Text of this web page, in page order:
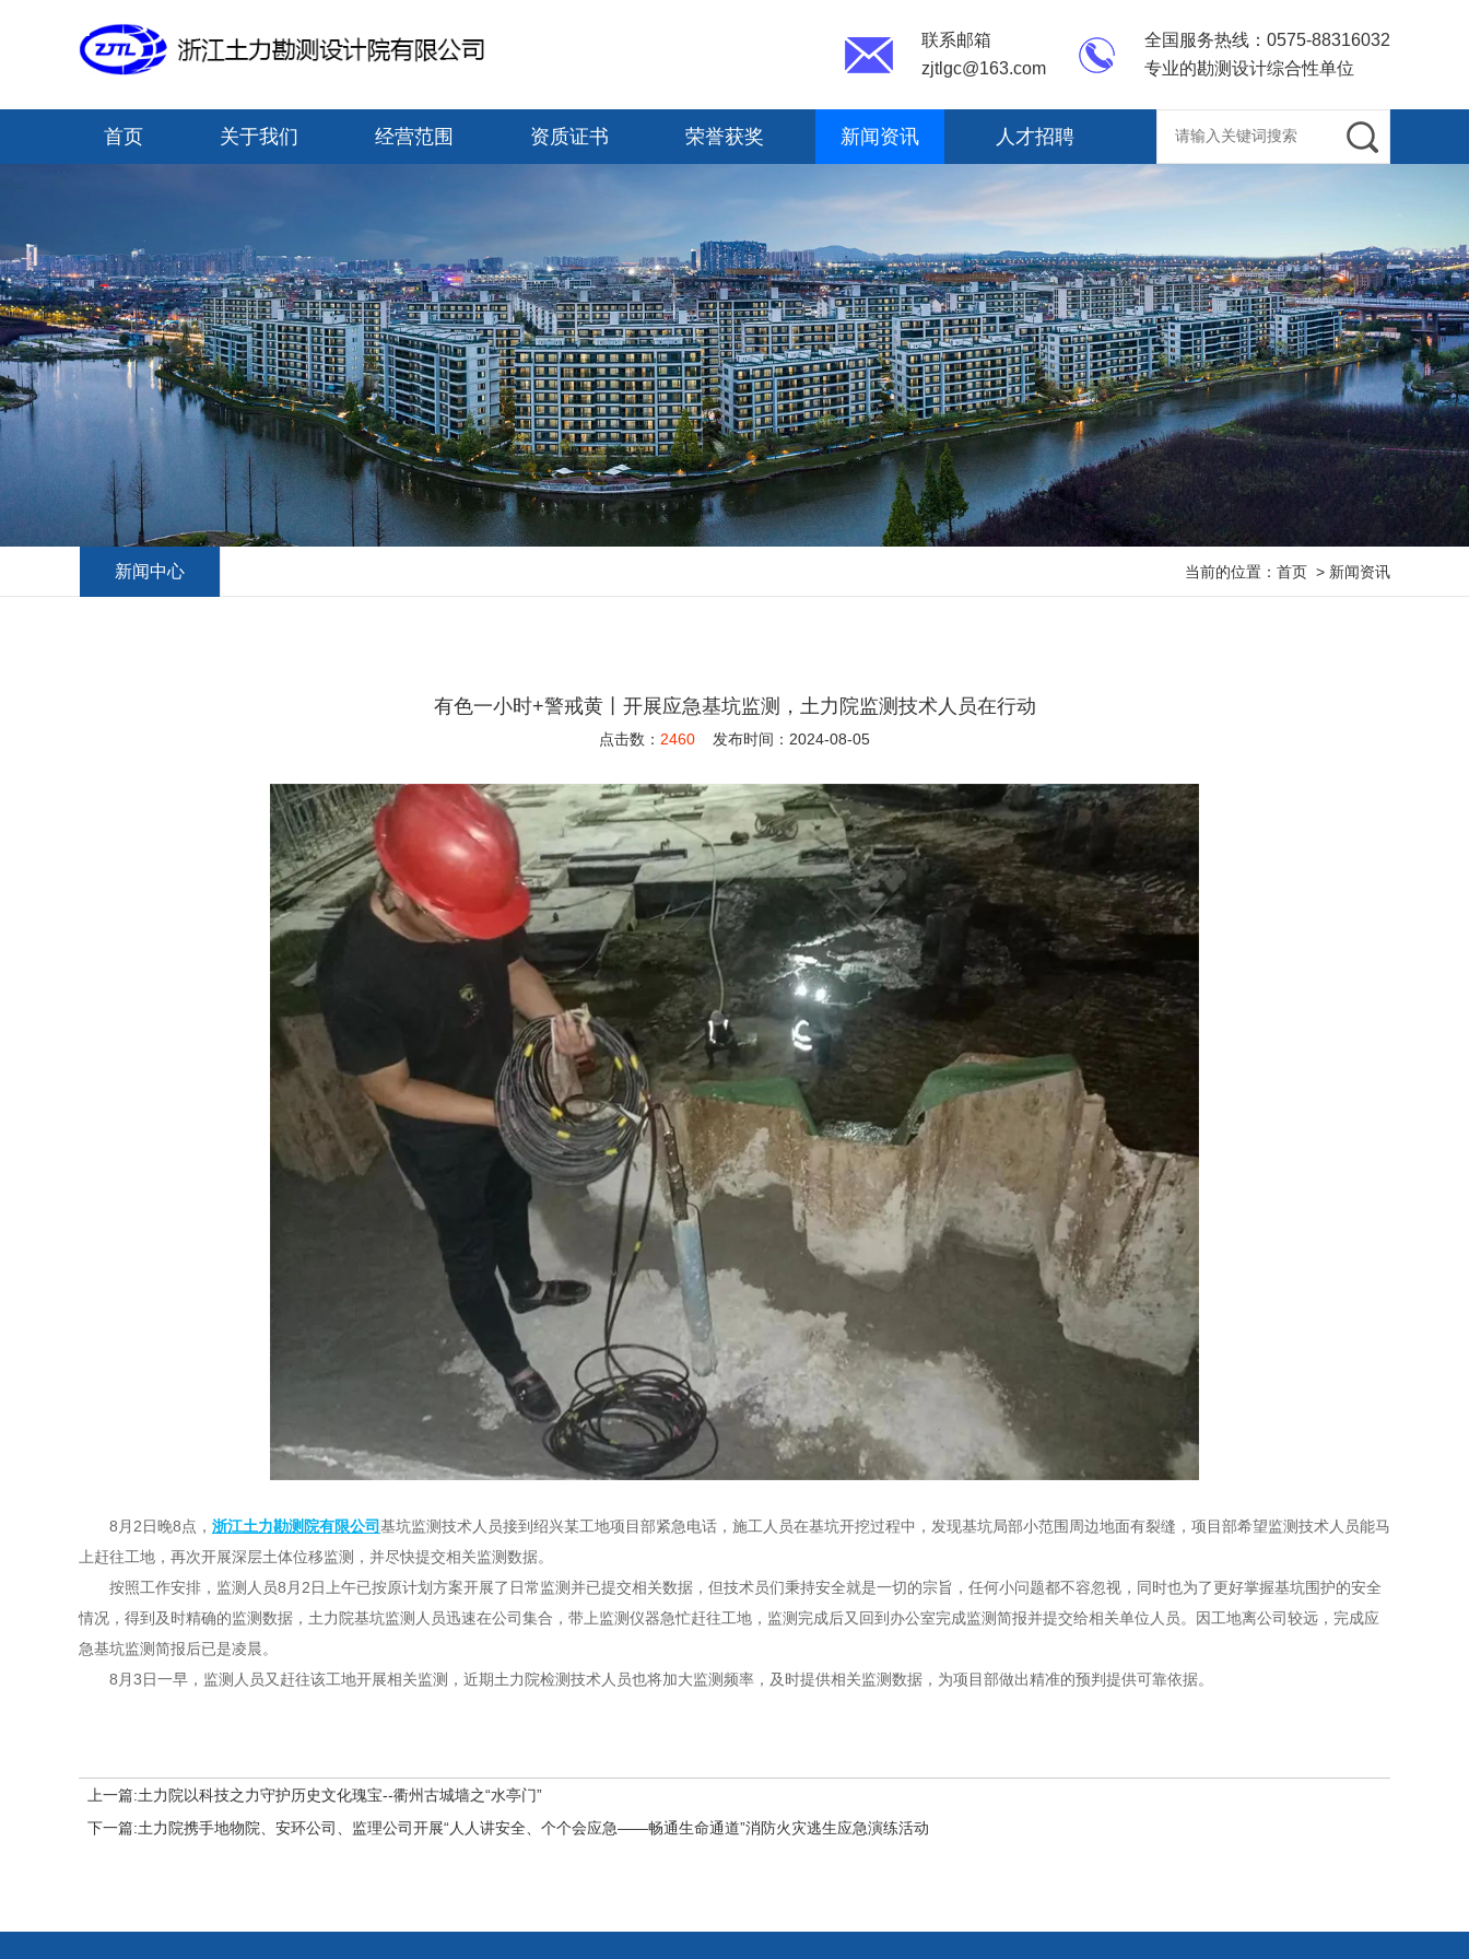
全国服务热线：0575-88316032
专业的勘测设计综合性单位
联系邮箱
zjtlgc@163.com
首页 关于我们 经营范围 资质证书 荣誉获奖 新闻资讯 人才招聘
新闻中心 当前的位置： 首页 > 新闻资讯
有色一小时+警戒黄丨开展应急基坑监测，土力院监测技术人员在行动
点击数： 2460 发布时间：2024-08-05
8月2日晚8点， 浙江土力勘测院有限公司基坑监测技术人员接到绍兴某工地项目部紧急电话，施工人员在基坑开挖过程中，发现基坑局部小范围周边地面有裂缝，项目部希望监测技术人员能马
上赶往工地，再次开展深层土体位移监测，并尽快提交相关监测数据。
按照工作安排，监测人员8月2日上午已按原计划方案开展了日常监测并已提交相关数据，但技术员们秉持安全就是一切的宗旨，任何小问题都不容忽视，同时也为了更好掌握基坑围护的安全
情况，得到及时精确的监测数据，土力院基坑监测人员迅速在公司集合，带上监测仪器急忙赶往工地，监测完成后又回到办公室完成监测简报并提交给相关单位人员。因工地离公司较远，完成应
急基坑监测简报后已是凌晨。
8月3日一早，监测人员又赶往该工地开展相关监测，近期土力院检测技术人员也将加大监测频率，及时提供相关监测数据，为项目部做出精准的预判提供可靠依据。
上一篇:土力院以科技之力守护历史文化瑰宝--衢州古城墙之“水亭门”
下一篇:土力院携手地物院、安环公司、监理公司开展“人人讲安全、个个会应急——畅通生命通道”消防火灾逃生应急演练活动